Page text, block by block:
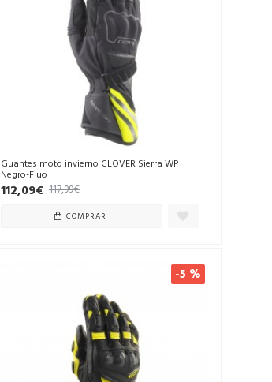
Guantes moto invierno CLOVER Sierra WP
Negro-Fluo
112,09€ 117,99€
COMPRAR
-5 %